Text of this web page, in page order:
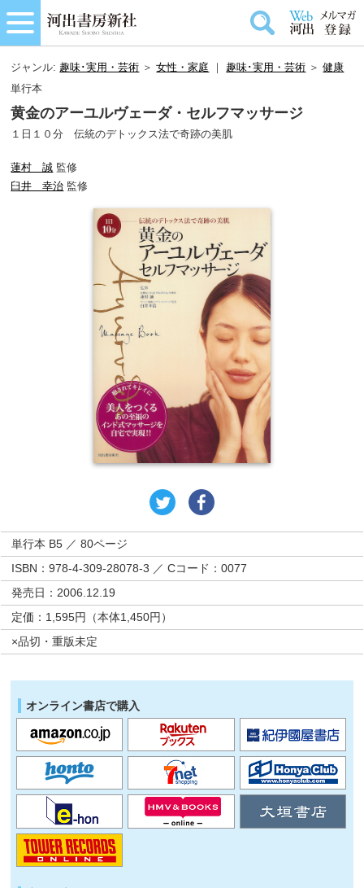
ジャンル: 趣味･実用・芸術 ＞女性・家庭 ｜ 趣味･実用・芸術 ＞健康
単行本
黄金のアーユルヴェーダ・セルフマッサージ
１日１０分 伝統のデトックス法で奇跡の美肌
蓮村 誠 監修
臼井 幸治 監修
単行本 B5 ／ 80ページ
ISBN：978-4-309-28078-3 ／ Cコード：0077
発売日：2006.12.19
定価：1,595円（本体1,450円）
×品切・重版未定
オンライン書店で購入